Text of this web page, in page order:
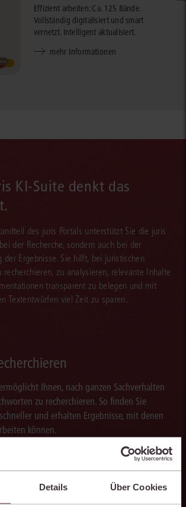
Details Über Cookies
Effizient arbeiten: Ca. 125 Bände.
Vollständig digitalisiert und smart
vernetzt. Intelligent aktualisiert.
mehr Informationen
KI-Suite denkt das
des juris Portals unterstützt Sie die juris
der Recherche, sondern auch bei der
der Ergebnisse. Sie hilft, bei juristischen
recherchieren, zu analysieren, relevante Inhalte
transparent zu belegen und mit
Textentwürfen viel Zeit zu sparen.
Ihnen, nach ganzen Sachverhalten
zu recherchieren. So finden Sie
und erhalten Ergebnisse, mit denen
können.
belegen